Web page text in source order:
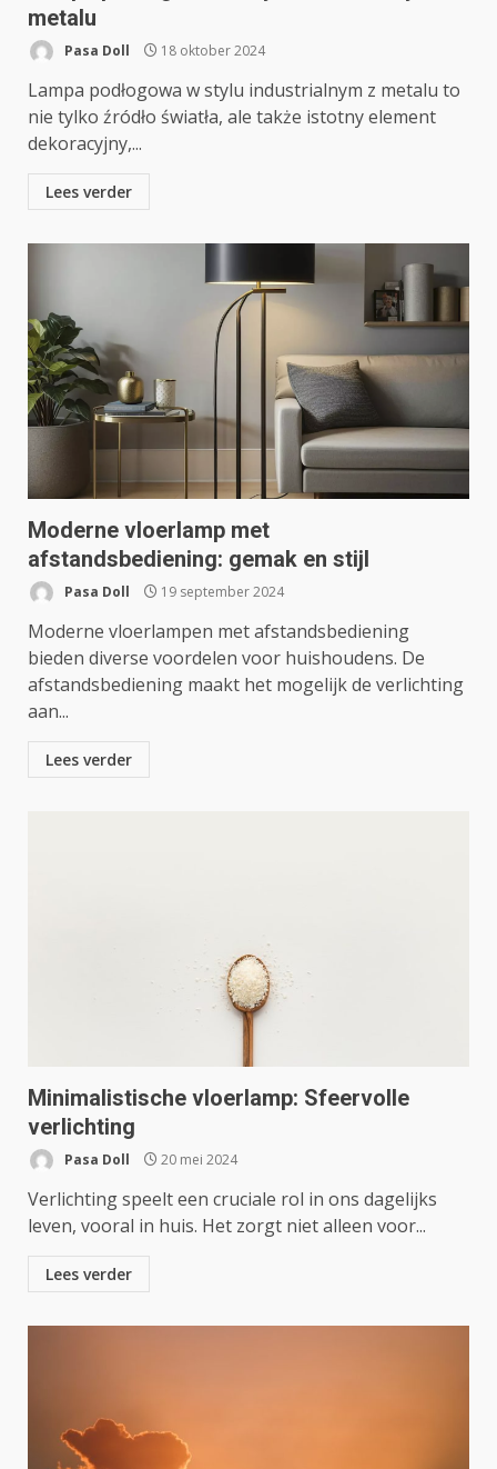
metalu
Pasa Doll 18 oktober 2024
Lampa podłogowa w stylu industrialnym z metalu to
nie tylko źródło światła, ale także istotny element
dekoracyjny,...
Lees verder
Moderne vloerlamp met
afstandsbediening: gemak en stijl
Pasa Doll 19 september 2024
Moderne vloerlampen met afstandsbediening
bieden diverse voordelen voor huishoudens. De
afstandsbediening maakt het mogelijk de verlichting
aan...
Lees verder
Minimalistische vloerlamp: Sfeervolle
verlichting
Pasa Doll 20 mei 2024
Verlichting speelt een cruciale rol in ons dagelijks
leven, vooral in huis. Het zorgt niet alleen voor...
Lees verder